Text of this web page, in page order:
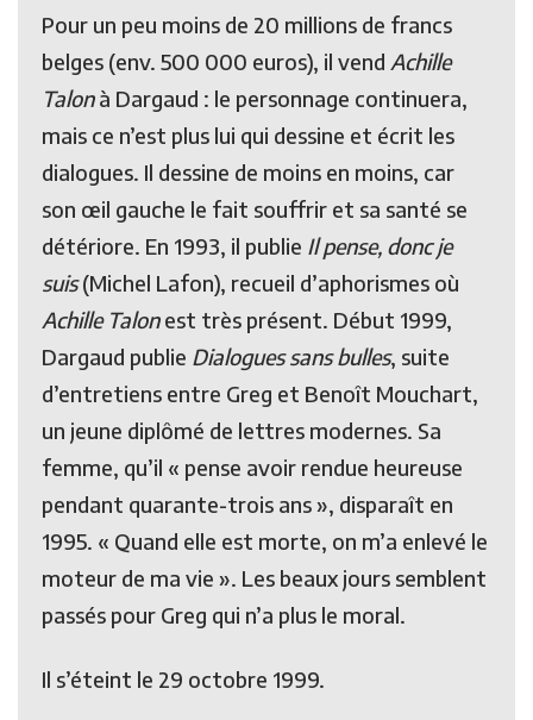
Pour un peu moins de 20 millions de francs
belges (env. 500 000 euros), il vend Achille
Talonà Dargaud : le personnage continuera,
mais ce n’est plus lui qui dessine et écrit les
dialogues. Il dessine de moins en moins, car
son œil gauche le fait souffrir et sa santé se
détériore. En 1993, il publie Il pense, donc je
suis(Michel Lafon), recueil d’aphorismes où
Achille Talonest très présent. Début 1999,
Dargaud publie Dialogues sans bulles, suite
d’entretiens entre Greg et Benoît Mouchart,
un jeune diplômé de lettres modernes. Sa
femme, qu’il « pense avoir rendue heureuse
pendant quarante-trois ans », disparaît en
1995. « Quand elle est morte, on m’a enlevé le
moteur de ma vie ». Les beaux jours semblent
passés pour Greg qui n’a plus le moral.
Il s’éteint le 29 octobre 1999.